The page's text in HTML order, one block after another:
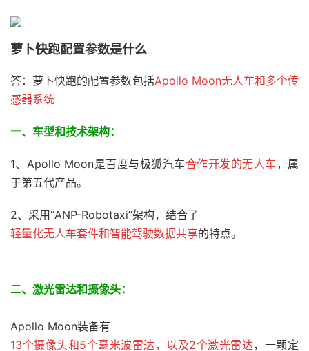
萝卜快跑配置参数是什么
答：萝卜快跑的配置参数包括Apollo Moon无人车和多个传
感器系统
一、车型和技术架构：
1、Apollo Moon是百度与极狐汽车合作开发的无人车 ，属
于第五代产品。
2、采用“ANP-Robotaxi”架构，结合了
轻量化无人车套件和智能驾驶数据共享的特点。
二、激光雷达和摄像头：
Apollo Moon装备有
13个摄像头和5个毫米波雷达，以及2个激光雷达，一颗定